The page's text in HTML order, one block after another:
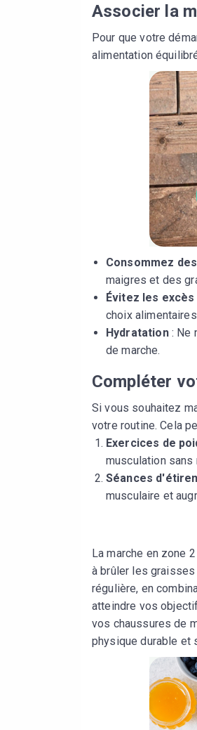
Associer la
Pour que votre
alimentation
Consommez
maigres et des
Évitez les
choix
Hydratation: Ne
de marche.
Compléter
Si vous souhaitez
votre routine. Cela
Exercices de
musculation sans
Séances
musculaire et
La marche en zone
à brûler les graisses
régulière, en
atteindre vos
vos chaussures de
physique durable et